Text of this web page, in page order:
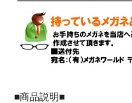
■商品説明■